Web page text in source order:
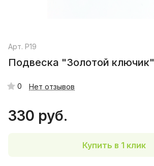
Арт. P19
Подвеска "Золотой ключик"
0 Нет отзывов
330 руб.
Купить в 1 клик